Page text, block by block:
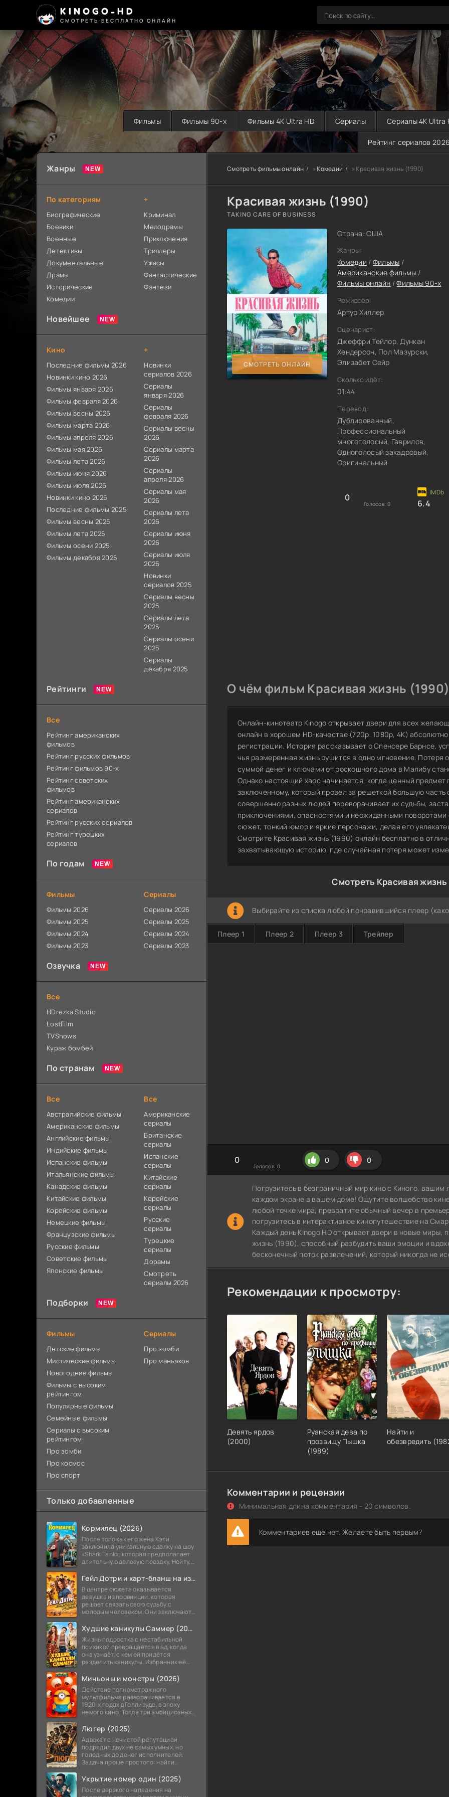
KINOGO-HD
СМОТРЕТЬ БЕСПЛАТНО ОНЛАЙН
Фильмы Фильмы 90-х Фильмы 4K Ultra HD Сериалы Сериалы 4K Ultra
Рейтинг сериалов 2026
Смотреть фильмы онлайн »Комедии » Красивая жизнь (1990)
Красивая жизнь (1990)
TAKING CARE OF BUSINESS
СМОТРЕТЬ ОНЛАЙН
Страна: США
Жанры:
Комедии / Фильмы /
Американские фильмы /
Фильмы онлайн /Фильмы 90-х
Режиссёр:
Артур Хиллер
Сценарист:
Джеффри Тейлор, Дункан
Хендерсон, Пол Мазурски,
Элизабет Сейр
Сколько идёт:
01:44
Перевод:
Дублированный,
Профессиональный
многоголосый, Гаврилов,
Одноголосый закадровый,
Оригинальный
0
Голосов: 0 6.4
О чём фильм Красивая жизнь
Онлайн-кинотеатр Kinogo открывает двери для всех
онлайн в хорошем HD-качестве (720p, 1080p, 4K)
регистрации. История рассказывает о Спенсере Барнсе,
чья размеренная жизнь рушится в одно мгновение. Потеря
суммой денег и ключами от роскошного дома в Малибу
Однако настоящий хаос начинается, когда ценный
заключенному, который провел за решеткой большую
совершенно разных людей переворачивает их судьбы,
приключениями, опасностями и неожиданными
сюжет, тонкий юмор и яркие персонажи, делая его
Смотрите Красивая жизнь (1990) онлайн бесплатно в
захватывающую историю, где случайная потеря может
Смотреть Красивая
Выбирайте из списка любой понравившийся плеер
Плеер 1 Плеер 2 Плеер 3 Трейлер
0
Голосов: 0
0 0
Погрузитесь в безграничный мир кино с Киного,
каждом экране в вашем доме! Ощутите волшебство
любой точке мира, превратите обычный вечер в
погрузитесь в интерактивное кинопутешествие на
Каждый день Kinogo HD открывает двери в новые миры,
жизнь (1990), способный разбудить ваши эмоции и
бесконечный поток развлечений, который никогда не
Рекомендации к просмотру:
Девять ярдов
(2000)
Руанская дева по
прозвищу Пышка
(1989)
Найти и
обезвредить
Комментарии и рецензии
Минимальная длина комментария - 20 символов.
Комментариев ещё нет. Желаете быть первым?
Жанры
По категориям
Биографические
Боевики
Военные
Детективы
Документальные
Драмы
Исторические
Комедии
+
Криминал
Мелодрамы
Приключения
Триллеры
Ужасы
Фантастические
Фэнтези
Новейшее
Кино
Последние фильмы 2026
Новинки кино 2026
Фильмы января 2026
Фильмы февраля 2026
Фильмы весны 2026
Фильмы марта 2026
Фильмы апреля 2026
Фильмы мая 2026
Фильмы лета 2026
Фильмы июня 2026
Фильмы июля 2026
Новинки кино 2025
Последние фильмы 2025
Фильмы весны 2025
Фильмы лета 2025
Фильмы осени 2025
Фильмы декабря 2025
+
Новинки
сериалов 2026
Сериалы
января 2026
Сериалы
февраля 2026
Сериалы весны
2026
Сериалы марта
2026
Сериалы
апреля 2026
Сериалы мая
2026
Сериалы лета
2026
Сериалы июня
2026
Сериалы июля
2026
Новинки
сериалов 2025
Сериалы весны
2025
Сериалы лета
2025
Сериалы осени
2025
Сериалы
декабря 2025
Рейтинги
Все
Рейтинг американских
фильмов
Рейтинг русских фильмов
Рейтинг фильмов 90-х
Рейтинг советских
фильмов
Рейтинг американских
сериалов
Рейтинг русских сериалов
Рейтинг турецких
сериалов
По годам
Фильмы
Фильмы 2026
Фильмы 2025
Фильмы 2024
Фильмы 2023
Сериалы
Сериалы 2026
Сериалы 2025
Сериалы 2024
Сериалы 2023
Озвучка
Все
HDrezka Studio
LostFilm
TVShows
Кураж бомбей
По странам
Все
Австралийские фильмы
Американские фильмы
Английские фильмы
Индийские фильмы
Испанские фильмы
Итальянские фильмы
Канадские фильмы
Китайские фильмы
Корейские фильмы
Немецкие фильмы
Французские фильмы
Русские фильмы
Советские фильмы
Японские фильмы
Все
Американские
сериалы
Британские
сериалы
Испанские
сериалы
Китайские
сериалы
Корейские
сериалы
Русские
сериалы
Турецкие
сериалы
Дорамы
Смотреть
сериалы 2026
Подборки
Фильмы
Детские фильмы
Мистические фильмы
Новогодние фильмы
Фильмы с высоким
рейтингом
Популярные фильмы
Семейные фильмы
Сериалы с высоким
рейтингом
Про зомби
Про космос
Про спорт
Сериалы
Про зомби
Про маньяков
Только добавленные
Кормилец (2026)
После того как его жена Кэти
заключила уникальную сделку на шоу
«Shark Tank», которая предполагает
длительную деловую поездку, Нейту,
теперь приходится впервые стать
Гейл Дотри и карт-бланш на измену (2026)
В центре сюжета оказывается
девушка из провинции, которая
решает связать свою судьбу с
молодым человеком. Они заключают
позволяющее ему в любой момент
получить от нее прощение
Худшие каникулы Саммер (2026)
Жизнь подростка с нестабильной
психикой превращается в ад, когда
она узнаёт, с кем ей придётся
разделить каникулы. Избранник её
же учитель, а точнее завуч школы.
Миньоны и монстры (2026)
Действие полнометражного
мультфильма разворачивается в
1920-х годах в Голливуде, в эпоху
немого кино. Тогда три амбициозных
снять собственный блокбастер о
монстрах.
Люгер (2025)
Адвокат с нечистой репутацией
подрядил двух не самых умных, но
голодных до денег исполнителей.
Задача проще простого: найти
потирают руки — это же лёгкие бабки!
Укрытие номер один (2025)
После дерзкого нападения на